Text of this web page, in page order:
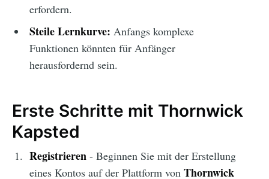
erfordern.
Steile Lernkurve: Anfangs komplexe
Funktionen könnten für Anfänger
herausfordernd sein.
Erste Schritte mit Thornwick
Kapsted
Registrieren- Beginnen Sie mit der Erstellung
eines Kontos auf der Plattform von Thornwick